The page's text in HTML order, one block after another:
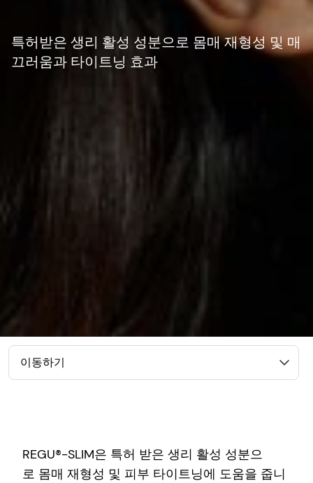
특허받은 생리 활성 성분으로 몸매 재형성 및 매
끄러움과 타이트닝 효과
이동하기
REGU®-SLIM은 특허 받은 생리 활성 성분으
로 몸매 재형성 및 피부 타이트닝에 도움을 줍니